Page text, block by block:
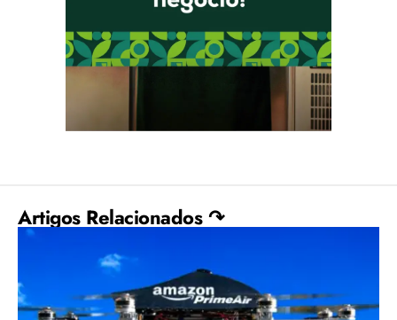
Artigos Relacionados ↷